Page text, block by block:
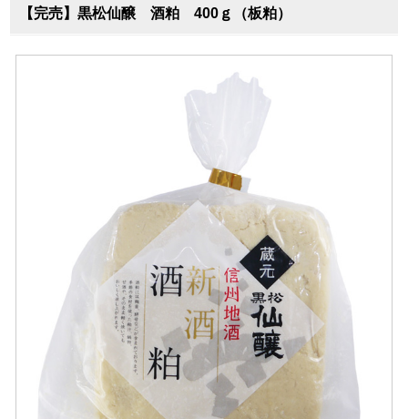
【完売】黒松仙醸 酒粕 400ｇ（板粕）